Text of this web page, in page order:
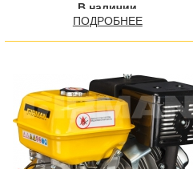
В наличии
ПОДРОБНЕЕ